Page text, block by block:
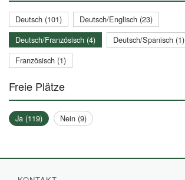
Deutsch (101)
Deutsch/Englisch (23)
Deutsch/Französisch (4)
Deutsch/Spanisch (1)
Französisch (1)
Freie Plätze
Ja (119) Nein (9)